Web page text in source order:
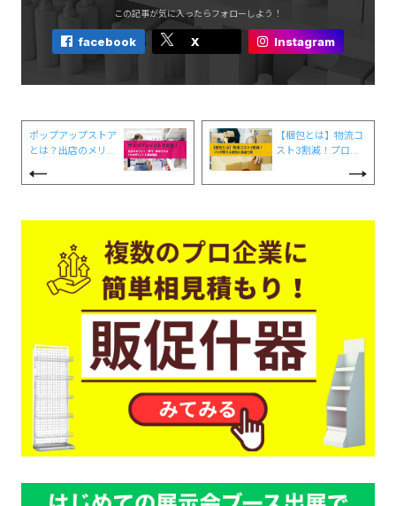
この記事が気に入ったらフォローしよう！
facebook X Instagram
ポップアップストア
とは？出店のメリッ
る5つのポイントを
【梱包とは】物流コ
スト3割減！プロが